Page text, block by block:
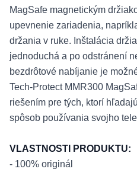
MagSafe magnetickým
upevnenie zariadenia,
držania v ruke. Inštalácia
jednoduchá a po odstránení
bezdrôtové nabíjanie je
Tech-Protect MMR300
riešením pre tých, ktorí
spôsob používania svojho
VLASTNOSTI PRODUKTU:
- 100% originál